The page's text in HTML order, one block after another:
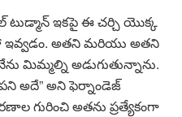
టుడ్మాన్ ఇకపై ఈ చర్చి యొక్క
అతని మరియు అతని
మిమ్మల్ని అడుగుతున్నాను.
అదే” అని ఫెర్నాండెజ్
గురించి అతను ప్రత్యేకంగా